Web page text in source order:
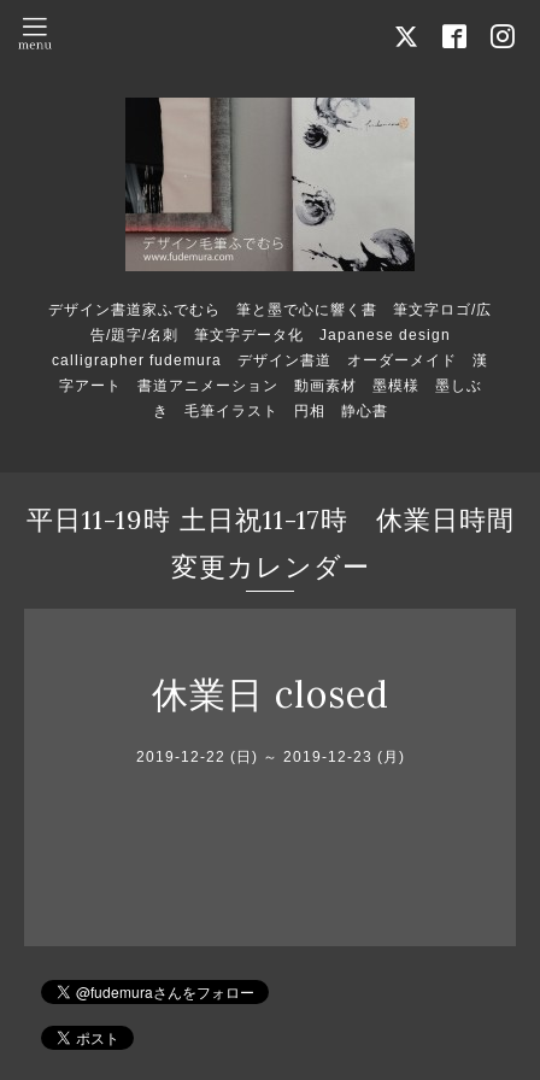
デザイン書道家ふでむら 筆と墨で心に響く書 筆文字ロゴ/広
告/題字/名刺 筆文字データ化 Japanese design
calligrapher fudemura デザイン書道 オーダーメイド 漢
字アート 書道アニメーション 動画素材 墨模様 墨しぶ
き 毛筆イラスト 円相 静心書
平日11-19時 土日祝11-17時 休業日時間
変更カレンダー
休業日 closed
2019-12-22 (日) ～ 2019-12-23 (月)